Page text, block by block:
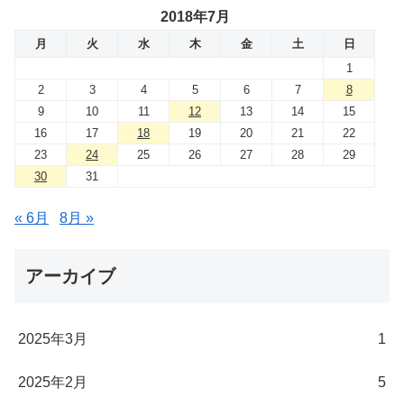
2018年7月
月 火 水 木 金 土
日
1
2
3 4 5 6 7
8
9
10 11 12 13 14
15
16
17 18 19 20 21
22
23
24 25 26 27 28
29
30
31
« 6月 8月 »
アーカイブ
2025年3月 1
2025年2月 5